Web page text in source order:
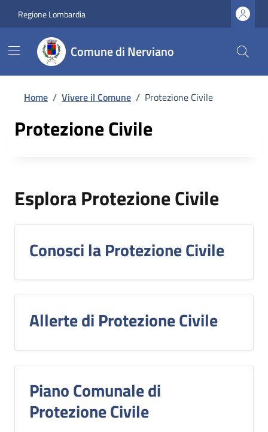
Regione Lombardia
Comune di Nerviano
Home / Vivere il Comune / Protezione Civile
Protezione Civile
Esplora Protezione Civile
Conosci la Protezione Civile
Allerte di Protezione Civile
Piano Comunale di
Protezione Civile